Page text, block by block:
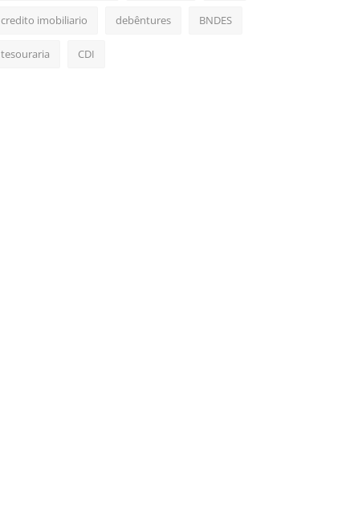
credito imobiliario debêntures BNDES
tesouraria CDI